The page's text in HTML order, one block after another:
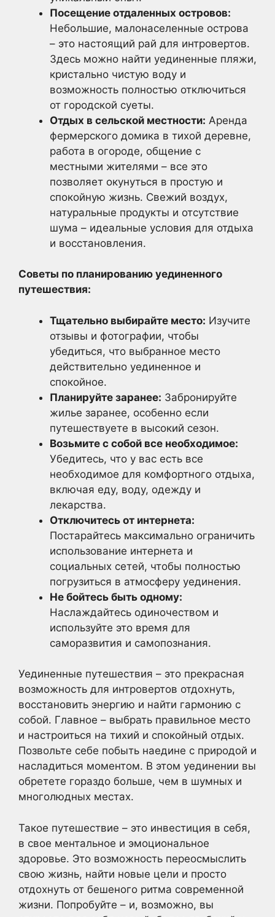
Посещение отдаленных островов:
Небольшие, малонаселенные острова
– это настоящий рай для интровертов.
Здесь можно найти уединенные пляжи,
кристально чистую воду и
возможность полностью отключиться
от городской суеты.
Отдых в сельской местности: Аренда
фермерского домика в тихой деревне,
работа в огороде, общение с
местными жителями – все это
позволяет окунуться в простую и
спокойную жизнь. Свежий воздух,
натуральные продукты и отсутствие
шума – идеальные условия для отдыха
и восстановления.
Советы по планированию уединенного
путешествия:
Тщательно выбирайте место: Изучите
отзывы и фотографии, чтобы
убедиться, что выбранное место
действительно уединенное и
спокойное.
Планируйте заранее: Забронируйте
жилье заранее, особенно если
путешествуете в высокий сезон.
Возьмите с собой все необходимое:
Убедитесь, что у вас есть все
необходимое для комфортного отдыха,
включая еду, воду, одежду и
лекарства.
Отключитесь от интернета:
Постарайтесь максимально ограничить
использование интернета и
социальных сетей, чтобы полностью
погрузиться в атмосферу уединения.
Не бойтесь быть одному:
Наслаждайтесь одиночеством и
используйте это время для
саморазвития и самопознания.
Уединенные путешествия – это прекрасная
возможность для интровертов отдохнуть,
восстановить энергию и найти гармонию с
собой. Главное – выбрать правильное место
и настроиться на тихий и спокойный отдых.
Позвольте себе побыть наедине с природой и
насладиться моментом. В этом уединении вы
обретете гораздо больше, чем в шумных и
многолюдных местах.
Такое путешествие – это инвестиция в себя,
в свое ментальное и эмоциональное
здоровье. Это возможность переосмыслить
свою жизнь, найти новые цели и просто
отдохнуть от бешеного ритма современной
жизни. Попробуйте – и, возможно, вы